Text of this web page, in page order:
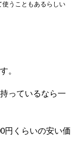
うこともあるらしい
。
っているなら一
円くらいの安い価